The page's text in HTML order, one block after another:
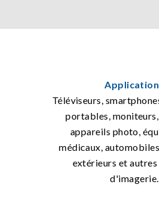
Téléviseurs,
portables,
appareils photo,
médicaux,
extérieurs et
d'imagerie.